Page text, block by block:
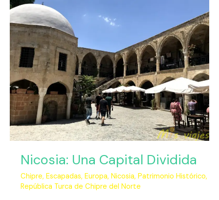
Nicosia: Una Capital Dividida
Chipre, Escapadas, Europa, Nicosia, Patrimonio Histórico,
República Turca de Chipre del Norte
Una
Capital
Dividida